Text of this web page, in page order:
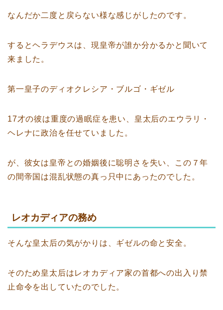
なんだか二度と戻らない様な感じがしたのです。
するとヘラデウスは、現皇帝が誰か分かるかと聞いて
来ました。
第一皇子のディオクレシア・ブルゴ・ギゼル
17才の彼は重度の過眠症を患い、皇太后のエウラリ・
ヘレナに政治を任せていました。
が、彼女は皇帝との婚姻後に聡明さを失い、この７年
の間帝国は混乱状態の真っ只中にあったのでした。
レオカディアの務め
そんな皇太后の気がかりは、ギゼルの命と安全。
そのため皇太后はレオカディア家の首都への出入り禁
止命令を出していたのでした。